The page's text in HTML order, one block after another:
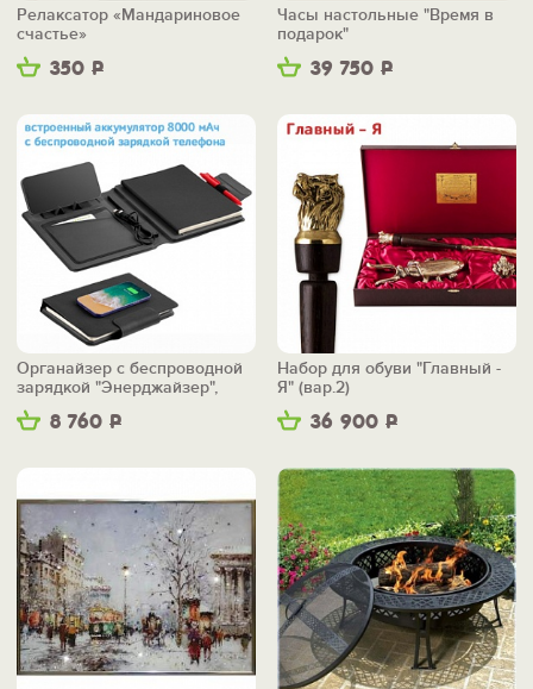
350 Р
Релаксатор «Мандариновое
счастье»
39 750 Р
Часы настольные "Время в
подарок"
8 760 Р
Органайзер с беспроводной
зарядкой "Энерджайзер",
вер.2
36 900 Р
Набор для обуви "Главный -
Я" (вар.2)